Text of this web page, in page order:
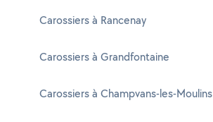
Carossiers à Rancenay
Carossiers à Grandfontaine
Carossiers à Champvans-les-Moulins